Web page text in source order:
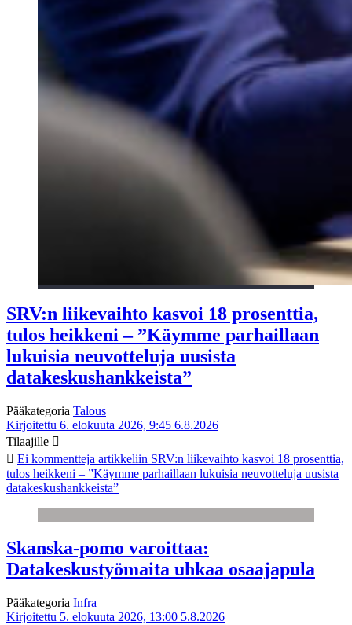
SRV:n liikevaihto kasvoi 18 prosenttia,
tulos heikkeni – ”Käymme parhaillaan
lukuisia neuvotteluja uusista
datakeskushankkeista”
Pääkategoria Talous
Kirjoitettu 6. elokuuta 2026, 9:45 6.8.2026
Tilaajille
Ei kommentteja artikkeliin SRV:n liikevaihto kasvoi 18 prosenttia,
tulos heikkeni – ”Käymme parhaillaan lukuisia neuvotteluja uusista
datakeskushankkeista”
Skanska-pomo varoittaa:
Datakeskustyömaita uhkaa osaajapula
Pääkategoria Infra
Kirjoitettu 5. elokuuta 2026, 13:00 5.8.2026